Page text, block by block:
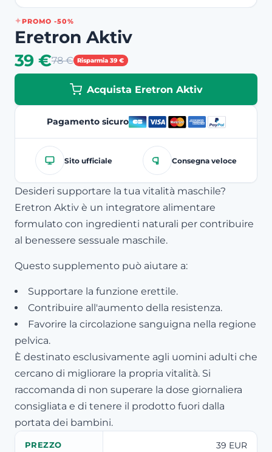
PROMO -50%
Eretron Aktiv
39 €78 € Risparmia 39 €
Acquista Eretron Aktiv
Pagamento sicuro
Sito ufficiale Consegna veloce
Desideri supportare la tua vitalità maschile?
Eretron Aktiv è un integratore alimentare
formulato con ingredienti naturali per contribuire
al benessere sessuale maschile.
Questo supplemento può aiutare a:
Supportare la funzione erettile.
Contribuire all'aumento della resistenza.
Favorire la circolazione sanguigna nella regione
pelvica.
È destinato esclusivamente agli uomini adulti che
cercano di migliorare la propria vitalità. Si
raccomanda di non superare la dose giornaliera
consigliata e di tenere il prodotto fuori dalla
portata dei bambini.
PREZZO 39 EUR